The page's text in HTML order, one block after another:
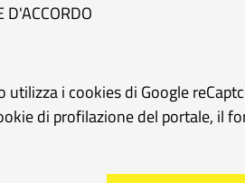
utilizza i cookies di Google
di profilazione del portale, il